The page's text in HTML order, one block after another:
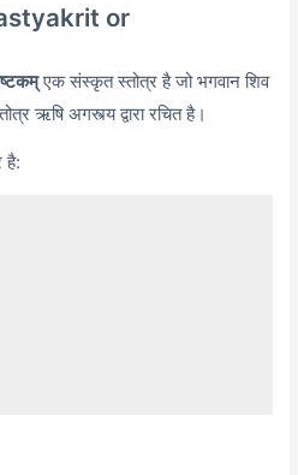
or
एक संस्कृत स्तोत्र है जो भगवान शिव
ऋषि अगस्त्य द्वारा रचित है।
है: